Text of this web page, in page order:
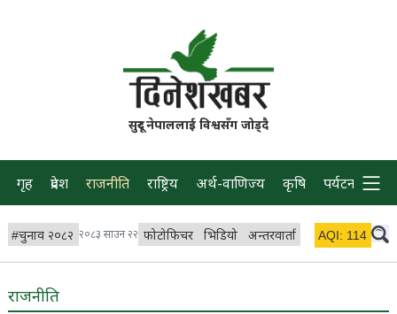
सुदूर नेपाललाई विश्वसँग जोड्दै
गृह प्रदेश राजनीति राष्ट्रिय अर्थ-वाणिज्य कृषि पर्यटन प्रवास
#चुनाव २०८२ २०८३ साउन २२ फोटोफिचर भिडियो अन्तरवार्ता विचार/ब्लग
AQI: 114
राजनीति